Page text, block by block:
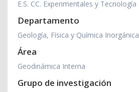
E.S. CC. Experimentales y Tecnología
Departamento
Geología, Física y Química Inorgánica
Área
Geodinámica Interna
Grupo de investigación